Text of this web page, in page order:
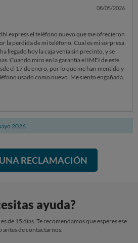
cuál nunca avisaron con anterioridad de esto
especificaba arreglo de camara del
teléfono ¿por qué no se pusieron en contacto
de reclamaciones a Anovo, mande una
solo quería recuperar mi teléfono. El 29 de
conmigo ofreciéndome por los
magic7 pro y un vale de descuento de 30 eur
vale, pero una semana después no tengo
llamo me dicen que no me han mandado
abierto. Y que ya se pondrán en contacto
08/05/2026
express el teléfono nuevo que me ofrecieron
la perdida de mi teléfono. Cual es mi sorpresa
llegado hoy la caja venía sin precinto, y se
Cuando miro en la garantía el IMEI de este
el 17 de enero, por lo que me han mentido y
usado como nuevo. Me siento engañada.
2026
RECLAMACIÓN
ayuda?
de 15 días. Te recomendamos que esperes ese
antes de contactarnos.